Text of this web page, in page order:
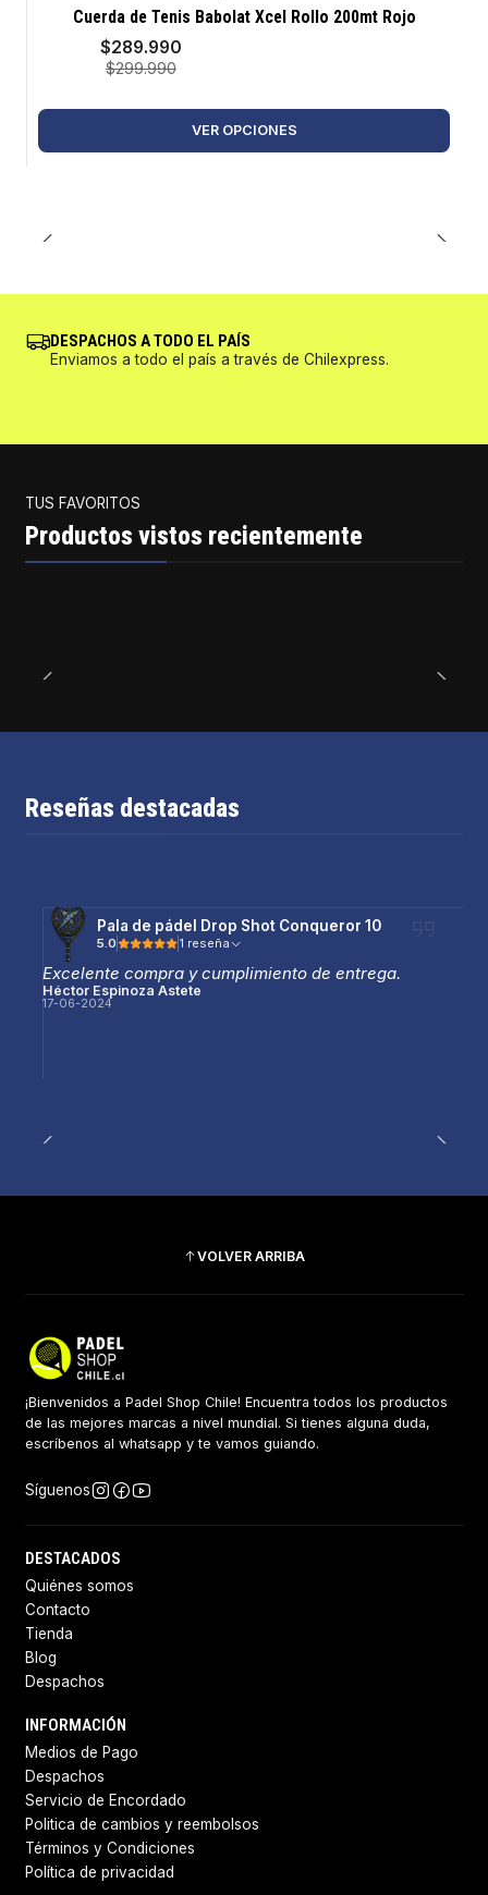
-3%
Cuerda de Tenis Babolat Xcel Rollo 200mt Rojo
$289.990
$299.990
VER OPCIONES
DESPACHOS A TODO EL PAÍS
Enviamos a todo el país a través de Chilexpress.
TUS FAVORITOS
Productos vistos recientemente
Reseñas destacadas
Pala de pádel Drop Shot Conqueror 10
5.0 1 reseña
Excelente compra y cumplimiento de entrega.
Héctor Espinoza Astete
17-06-2024
VOLVER ARRIBA
¡Bienvenidos a Padel Shop Chile! Encuentra todos los productos
de las mejores marcas a nivel mundial. Si tienes alguna duda,
escríbenos al whatsapp y te vamos guiando.
Síguenos
DESTACADOS
Quiénes somos
Contacto
Tienda
Blog
Despachos
INFORMACIÓN
Medios de Pago
Despachos
Servicio de Encordado
Politica de cambios y reembolsos
Términos y Condiciones
Política de privacidad